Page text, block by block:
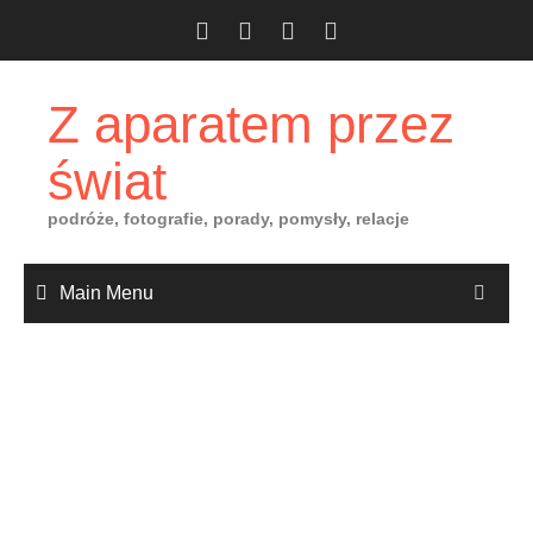
Z aparatem przez
świat
podróże, fotografie, porady, pomysły, relacje
Main Menu